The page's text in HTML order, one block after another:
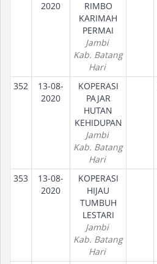
2020
RIMBO
KARIMAH
PERMAI
Jambi
Kab. Batang
Hari
352
13-08-
2020
KOPERASI
PAJAR
HUTAN
KEHIDUPAN
Jambi
Kab. Batang
Hari
353
13-08-
2020
KOPERASI
HIJAU
TUMBUH
LESTARI
Jambi
Kab. Batang
Hari